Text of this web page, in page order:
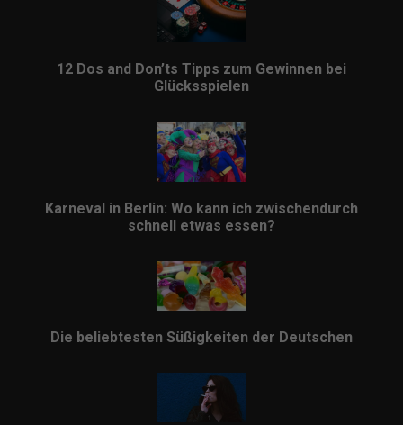
12 Dos and Don’ts Tipps zum Gewinnen bei
Glücksspielen
Karneval in Berlin: Wo kann ich zwischendurch
schnell etwas essen?
Die beliebtesten Süßigkeiten der Deutschen